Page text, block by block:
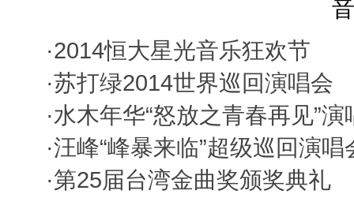
·2014恒大星光音乐狂欢节
·苏打绿2014世界巡回演唱会
·水木年华“怒放之青春再见”演
·汪峰“峰暴来临”超级巡回演唱
·第25届台湾金曲奖颁奖典礼